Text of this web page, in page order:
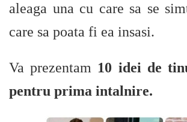
aleaga una cu care sa se
care sa poata fi ea insasi.
Va prezentam 10 idei de
pentru prima intalnire.